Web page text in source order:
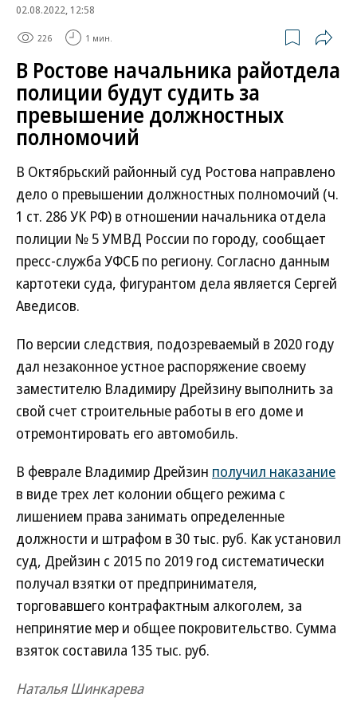
02.08.2022, 12:58
226 1 мин.
В Ростове начальника райотдела
полиции будут судить за
превышение должностных
полномочий
В Октябрьский районный суд Ростова направлено
дело о превышении должностных полномочий (ч.
1 ст. 286 УК РФ) в отношении начальника отдела
полиции № 5 УМВД России по городу, сообщает
пресс-служба УФСБ по региону. Согласно данным
картотеки суда, фигурантом дела является Сергей
Аведисов.
По версии следствия, подозреваемый в 2020 году
дал незаконное устное распоряжение своему
заместителю Владимиру Дрейзину выполнить за
свой счет строительные работы в его доме и
отремонтировать его автомобиль.
В феврале Владимир Дрейзин получил наказание
в виде трех лет колонии общего режима с
лишением права занимать определенные
должности и штрафом в 30 тыс. руб. Как установил
суд, Дрейзин с 2015 по 2019 год систематически
получал взятки от предпринимателя,
торговавшего контрафактным алкоголем, за
непринятие мер и общее покровительство. Сумма
взяток составила 135 тыс. руб.
Наталья Шинкарева